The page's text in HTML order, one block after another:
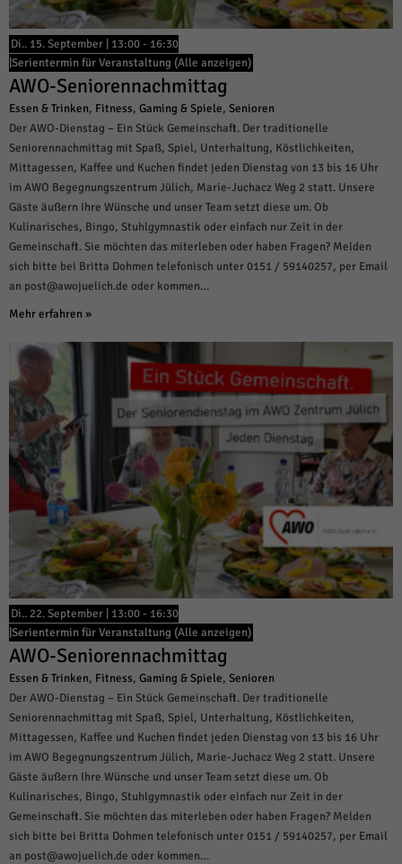
Di.. 15. September | 13:00- 16:30
Serientermin für Veranstaltung (Alle anzeigen)
AWO-Seniorennachmittag
Essen & Trinken, Fitness, Gaming & Spiele, Senioren
Der AWO-Dienstag – Ein Stück Gemeinschaft. Der traditionelle
Seniorennachmittag mit Spaß, Spiel, Unterhaltung, Köstlichkeiten,
Mittagessen, Kaffee und Kuchen findet jeden Dienstag von 13 bis 16 Uhr
im AWO Begegnungszentrum Jülich, Marie-Juchacz Weg 2 statt. Unsere
Gäste äußern Ihre Wünsche und unser Team setzt diese um. Ob
Kulinarisches, Bingo, Stuhlgymnastik oder einfach nur Zeit in der
Gemeinschaft. Sie möchten das miterleben oder haben Fragen? Melden
sich bitte bei Britta Dohmen telefonisch unter 0151 / 59140257, per Email
an post@awojuelich.de oder kommen…
Mehr erfahren »
Di.. 22. September | 13:00- 16:30
Serientermin für Veranstaltung (Alle anzeigen)
AWO-Seniorennachmittag
Essen & Trinken, Fitness, Gaming & Spiele, Senioren
Der AWO-Dienstag – Ein Stück Gemeinschaft. Der traditionelle
Seniorennachmittag mit Spaß, Spiel, Unterhaltung, Köstlichkeiten,
Mittagessen, Kaffee und Kuchen findet jeden Dienstag von 13 bis 16 Uhr
im AWO Begegnungszentrum Jülich, Marie-Juchacz Weg 2 statt. Unsere
Gäste äußern Ihre Wünsche und unser Team setzt diese um. Ob
Kulinarisches, Bingo, Stuhlgymnastik oder einfach nur Zeit in der
Gemeinschaft. Sie möchten das miterleben oder haben Fragen? Melden
sich bitte bei Britta Dohmen telefonisch unter 0151 / 59140257, per Email
an post@awojuelich.de oder kommen…